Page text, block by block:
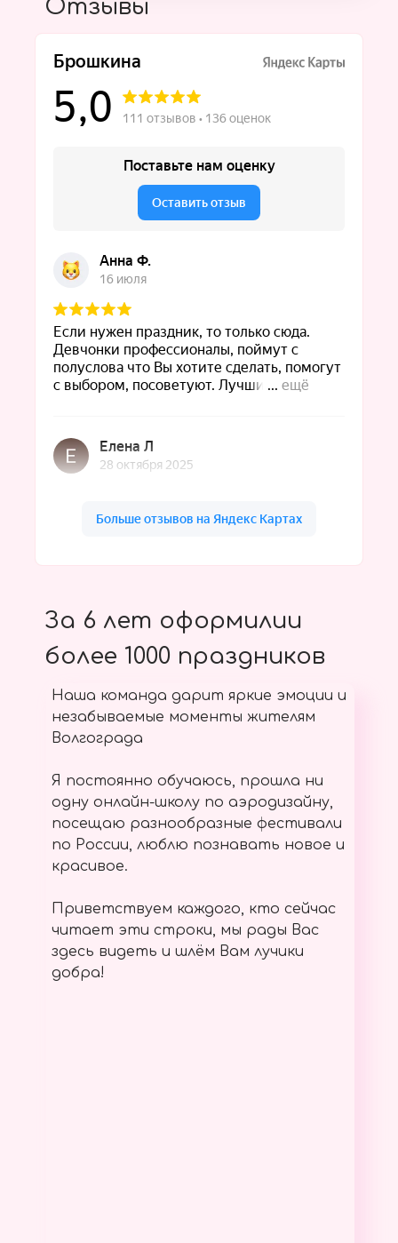
Отзывы
За 6 лет оформилии
более 1000 праздников
Наша команда дарит яркие эмоции и
незабываемые моменты жителям
Волгограда
Я постоянно обучаюсь, прошла ни
одну онлайн-школу по аэродизайну,
посещаю разнообразные фестивали
по России, люблю познавать новое и
красивое.
Приветствуем каждого, кто сейчас
читает эти строки, мы рады Вас
здесь видеть и шлём Вам лучики
добра!